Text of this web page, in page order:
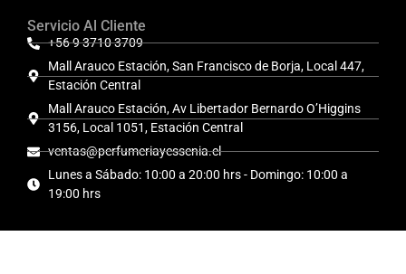
Servicio Al Cliente
+56 9 3710 3709
Mall Arauco Estación, San Francisco de Borja, Local 447,
Estación Central
Mall Arauco Estación, Av Libertador Bernardo O’Higgins
3156, Local 1051, Estación Central
ventas@perfumeriayessenia.cl
Lunes a Sábado: 10:00 a 20:00 hrs - Domingo: 10:00 a
19:00 hrs